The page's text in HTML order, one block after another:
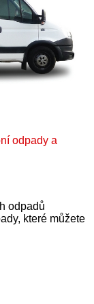
odpady a
odpadů
které můžete